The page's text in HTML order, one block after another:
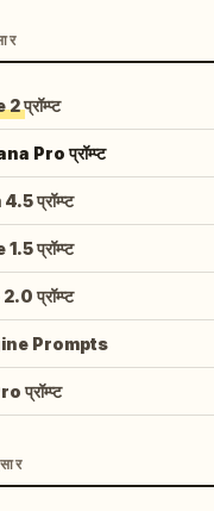
प्रॉम्प्ट
Pro प्रॉम्प्ट
प्रॉम्प्ट
प्रॉम्प्ट
प्रॉम्प्ट
Prompts
प्रॉम्प्ट